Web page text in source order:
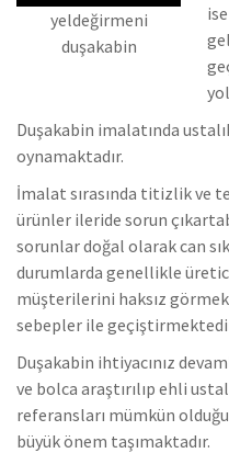
yeldeğirmeni
duşakabin
Duşakabin imalatında
oynamaktadır.
İmalat sırasında titizlik ve
ürünler ileride sorun
sorunlar doğal olarak can
durumlarda genellikle
müşterilerini haksız
sebepler ile
Duşakabin ihtiyacınız
ve bolca araştırılıp ehli
referansları mümkün
büyük önem taşımaktadır.